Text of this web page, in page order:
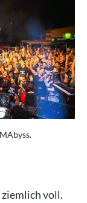
voll.